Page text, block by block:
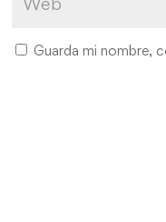
Guarda mi nombre,